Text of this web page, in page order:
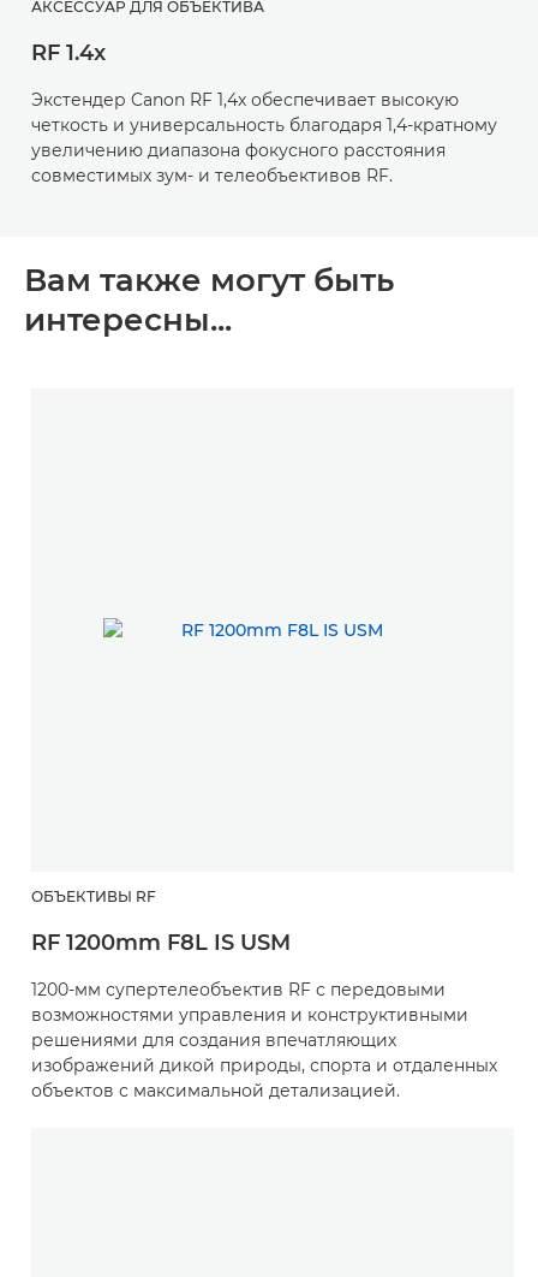
АКСЕССУАР ДЛЯ ОБЪЕКТИВА
RF 1.4x
Экстендер Canon RF 1,4x обеспечивает высокую
четкость и универсальность благодаря 1,4-кратному
увеличению диапазона фокусного расстояния
совместимых зум- и телеобъективов RF.
Вам также могут быть
интересны...
ОБЪЕКТИВЫ RF
RF 1200mm F8L IS USM
1200-мм супертелеобъектив RF с передовыми
возможностями управления и конструктивными
решениями для создания впечатляющих
изображений дикой природы, спорта и отдаленных
объектов с максимальной детализацией.